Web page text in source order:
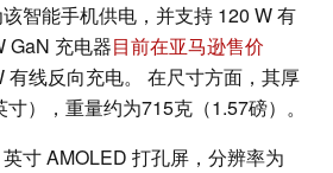
智能手机供电，并支持 120 W 有
GaN 充电器目前在亚马逊售价
有线反向充电。 在尺寸方面，其厚
），重量约为715克（1.57磅）。
寸 AMOLED 打孔屏，分辨率为